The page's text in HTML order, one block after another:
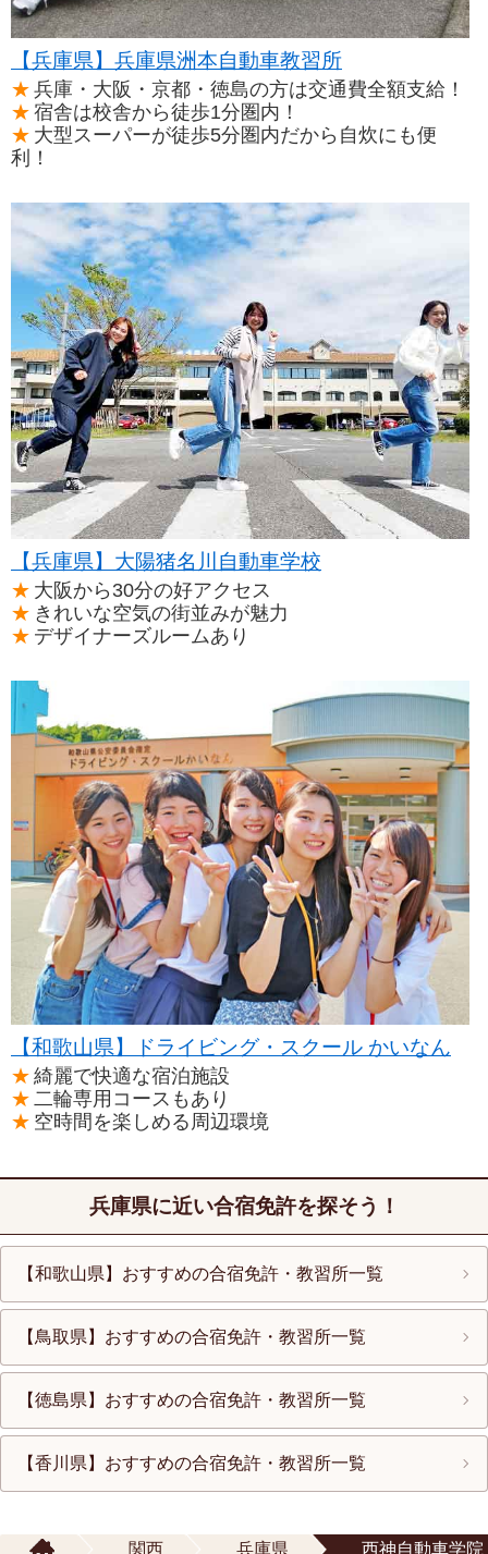
関西 兵庫県 西神自動車学院
【兵庫県】兵庫県洲本自動車教習所
兵庫・大阪・京都・徳島の方は交通費全額支給！
宿舎は校舎から徒歩1分圏内！
大型スーパーが徒歩5分圏内だから自炊にも便
利！
【兵庫県】大陽猪名川自動車学校
大阪から30分の好アクセス
きれいな空気の街並みが魅力
デザイナーズルームあり
【和歌山県】ドライビング・スクール かいなん
綺麗で快適な宿泊施設
二輪専用コースもあり
空時間を楽しめる周辺環境
兵庫県に近い合宿免許を探そう！
【和歌山県】おすすめの合宿免許・教習所一覧
【鳥取県】おすすめの合宿免許・教習所一覧
【徳島県】おすすめの合宿免許・教習所一覧
【香川県】おすすめの合宿免許・教習所一覧